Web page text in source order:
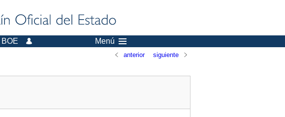
BOE Menú
anterior siguiente